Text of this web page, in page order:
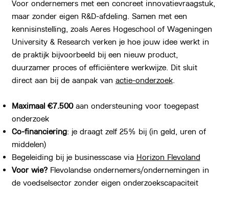
Voor ondernemers met een concreet innovatievraagstuk,
maar zonder eigen R&D-afdeling. Samen met een
kennisinstelling, zoals Aeres Hogeschool of Wageningen
University & Research verken je hoe jouw idee werkt in
de praktijk bijvoorbeeld bij een nieuw product,
duurzamer proces of efficiëntere werkwijze. Dit sluit
direct aan bij de aanpak van actie-onderzoek.
Maximaal €7.500aan ondersteuning voor toegepast
onderzoek
Co-financiering: je draagt zelf 25% bij (in geld, uren of
middelen)
Begeleiding bij je businesscase via Horizon Flevoland
Voor wie? Flevolandse ondernemers/ondernemingen in
de voedselsector zonder eigen onderzoekscapaciteit